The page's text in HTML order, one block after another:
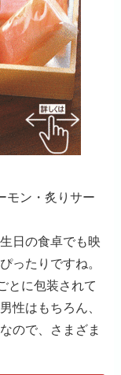
モン・炙りサー
日の食卓でも映
ったりですね。
とに包装されて
性はもちろん、
ので、さまざま